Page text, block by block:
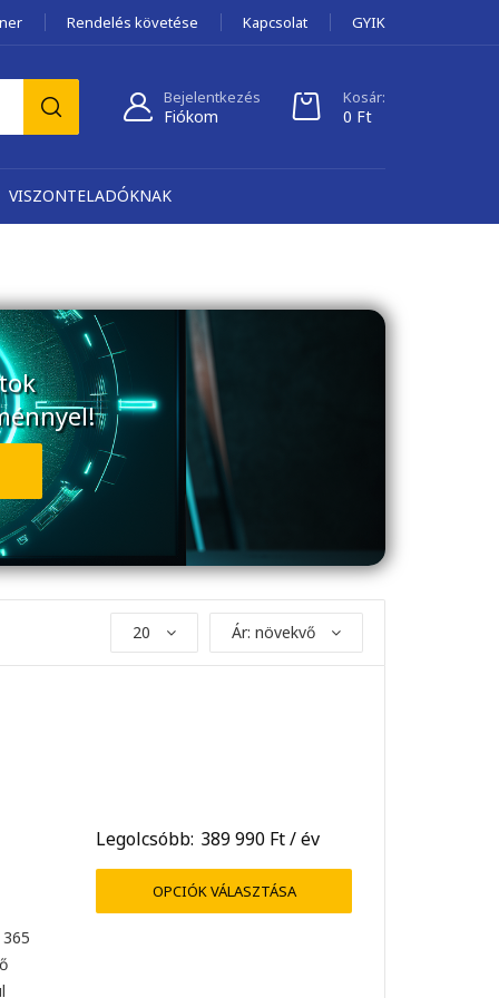
Rendelés követése Kapcsolat GYIK
Bejelentkezés
Fiókom
Kosár:
0 Ft
VISZONTELADÓKNAK
20 Ár: növekvő
Legolcsóbb: 389 990 Ft/ év
OPCIÓK VÁLASZTÁSA